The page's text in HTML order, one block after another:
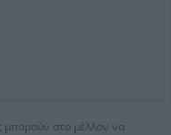
μπορούν στο μέλλον να